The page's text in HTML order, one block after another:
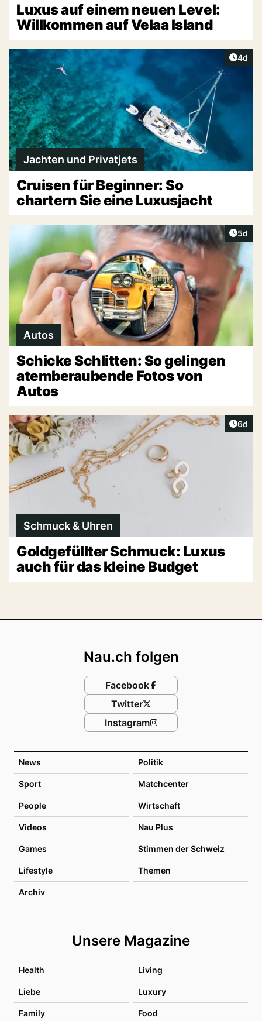
Luxus auf einem neuen Level:
Willkommen auf Velaa Island
4d
Jachten und Privatjets
Cruisen für Beginner: So
chartern Sie eine Luxusjacht
5d
Autos
Schicke Schlitten: So gelingen
atemberaubende Fotos von
Autos
6d
Schmuck & Uhren
Goldgefüllter Schmuck: Luxus
auch für das kleine Budget
News Politik
Sport Matchcenter
People Wirtschaft
Videos Nau Plus
Games Stimmen der Schweiz
Lifestyle Themen
Archiv
Unsere Magazine
Health Living
Liebe Luxury
Family Food
Nau.ch folgen
Facebook
Twitter
Instagram